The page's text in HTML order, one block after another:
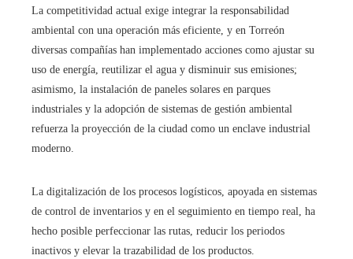
La competitividad actual exige integrar la responsabilidad
ambiental con una operación más eficiente, y en Torreón
diversas compañías han implementado acciones como ajustar su
uso de energía, reutilizar el agua y disminuir sus emisiones;
asimismo, la instalación de paneles solares en parques
industriales y la adopción de sistemas de gestión ambiental
refuerza la proyección de la ciudad como un enclave industrial
moderno.
La digitalización de los procesos logísticos, apoyada en sistemas
de control de inventarios y en el seguimiento en tiempo real, ha
hecho posible perfeccionar las rutas, reducir los periodos
inactivos y elevar la trazabilidad de los productos.